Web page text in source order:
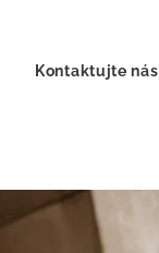
Kontaktujte nás